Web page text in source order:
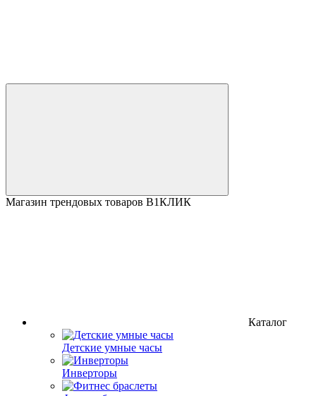
Магазин трендовых товаров В1КЛИК
Каталог
Детские умные часы
Инверторы